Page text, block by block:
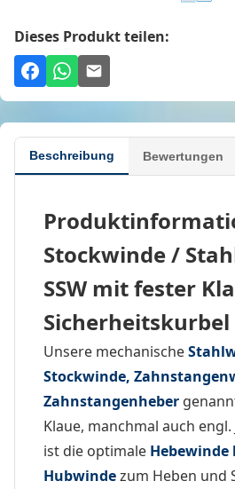
Dieses Produkt teilen:
Beschreibung Bewertungen
Stockwinde /
SSW mit fester
Sicherheitskurbel
Unsere mechanische
Stockwinde,
Zahnstangenheber
Klaue, manchmal auch engl.
ist die optimale Hebewinde
Hubwindezum Heben und